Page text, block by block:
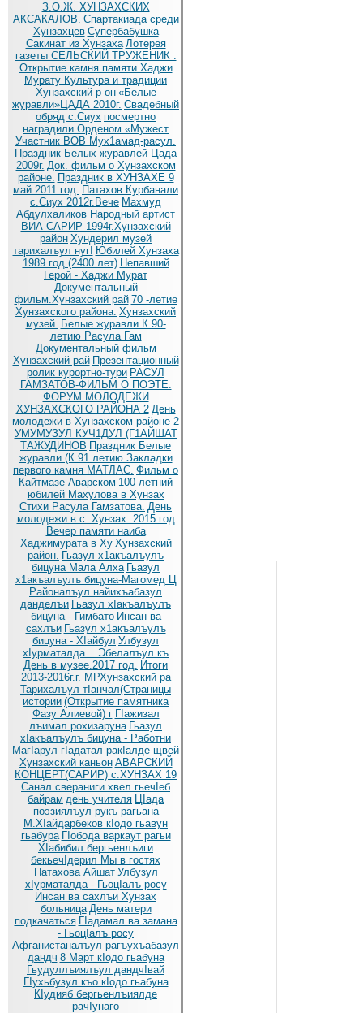
З.О.Ж. ХУНЗАХСКИХ
АКСАКАЛОВ. Спартакиада среди
Хунзахцев Супербабушка
Сакинат из Хунзаха Лотерея
газеты СЕЛЬСКИЙ ТРУЖЕНИК .
Открытие камня памяти Хаджи
Мурату Культура и традиции
Хунзахский р-он «Белые
журавли»ЦАДА 2010г. Cвадебный
обряд c.Сиух посмертно
наградили Орденом «Мужест
Участник ВОВ Мух1амад-расул.
Праздник Белых журавлей Цада
2009г. Док. фильм о Хунзахском
районе. Праздник в ХУНЗАХЕ 9
май 2011 год. Патахов Курбанали
с.Сиух 2012г.Вече Махмуд
Абдулхаликов Народный артист
ВИА САРИР 1994г.Хунзахский
район Хундерил музей
тарихалъул нугI Юбилей Хунзаха
1989 год (2400 лет) Непавший
Герой - Хаджи Мурат
Документальный
фильм.Хунзахский рай 70 -летие
Хунзахского района. Хунзахский
музей. Белые журавли.К 90-
летию Расула Гам
Документальный фильм
Хунзахский рай Презентационный
ролик курортно-тури РАСУЛ
ГАМЗАТОВ-ФИЛЬМ О ПОЭТЕ.
ФОРУМ МОЛОДЕЖИ
ХУНЗАХСКОГО РАЙОНА 2 День
молодежи в Хунзахском районе 2
УМУМУЗУЛ КУЧ1ДУЛ (Г1АЙШАТ
ТАЖУДИНОВ Праздник Белые
журавли (К 91 летию Закладки
первого камня МАТЛАС. Фильм о
Кайтмазе Аварском 100 летний
юбилей Махулова в Хунзах
Стихи Расула Гамзатова. День
молодежи в с. Хунзах. 2015 год
Вечер памяти наиба
Хаджимурата в Ху Хунзахский
район. Гьазул х1акъалъулъ
бицуна Мала Алха Гьазул
х1акъалъулъ бицуна-Магомед Ц
Районалъул найихъабазул
данделъи Гьазул хIакъалъулъ
бицуна - Гимбато Инсан ва
сахлъи Гьазул х1акъалъулъ
бицуна - ХIайбул Улбузул
хIурматалда... Эбелалъул къ
День в музее.2017 год. Итоги
2013-2016г.г. МРХунзахский ра
Тарихалъул тIанчал(Страницы
истории (Открытие памятника
Фазу Алиевой) г ГIажизал
лъимал рохизаруна Гьазул
хIакъалъулъ бицуна - Работни
МагIарул гIадатал ракIалде щвей
Хунзахский каньон АВАРСКИЙ
КОНЦЕРТ(САРИР) с.ХУНЗАХ 19
Санал свераниги хвел гьечIеб
байрам день учителя ЦIада
поэзиялъул рукъ рагьана
М.ХIайдарбеков кIодо гьавун
гьабура ГIобода варкаут рагьи
ХIабибил бергьенлъиги
бекьечIдерил Мы в гостях
Патахова Айшат Улбузул
хIурматалда - ГьоцIалъ росу
Инсан ва сахлъи Хунзах
больница День матери
подкачаться ГIадамал ва замана
- ГьоцIалъ росу
Афганистаналъул рагъухъабазул
дандч 8 Март кIодо гьабуна
Гьудуллъиялъул дандчIвай
ГIухьбузул къо кIодо гьабуна
КIудияб бергьенлъиялде
рачIунаго